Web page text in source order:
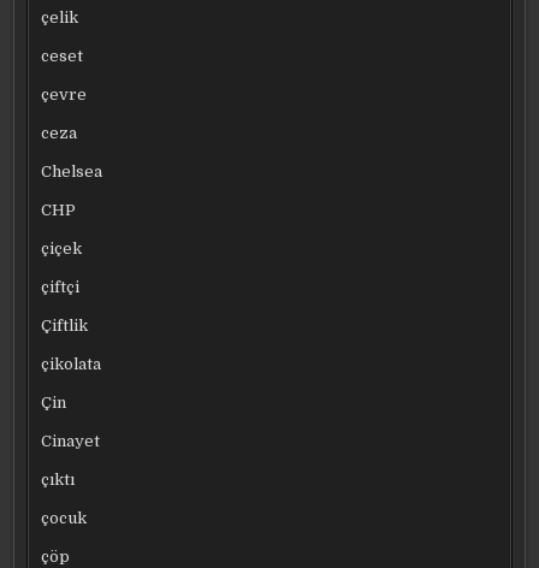
çelik
ceset
çevre
ceza
Chelsea
CHP
çiçek
çiftçi
Çiftlik
çikolata
Çin
Cinayet
çıktı
çocuk
çöp